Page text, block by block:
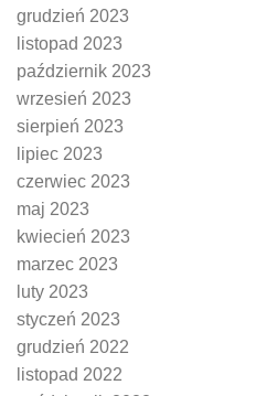
grudzień 2023
listopad 2023
październik 2023
wrzesień 2023
sierpień 2023
lipiec 2023
czerwiec 2023
maj 2023
kwiecień 2023
marzec 2023
luty 2023
styczeń 2023
grudzień 2022
listopad 2022